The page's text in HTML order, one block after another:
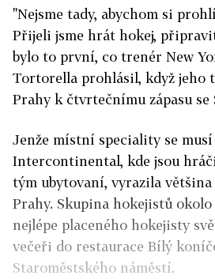
"Nejsme tady, abychom si
Přijeli jsme hrát hokej,
bylo to první, co trenér New
Tortorella prohlásil, když jeho
Prahy k čtvrtečnímu zápasu se
Jenže místní speciality se
Intercontinental, kde jsou
tým ubytovaní, vyrazila
Prahy. Skupina hokejistů okolo
nejlépe placeného hokejisty
večeři do restaurace Bílý
Staroměstského náměstí.